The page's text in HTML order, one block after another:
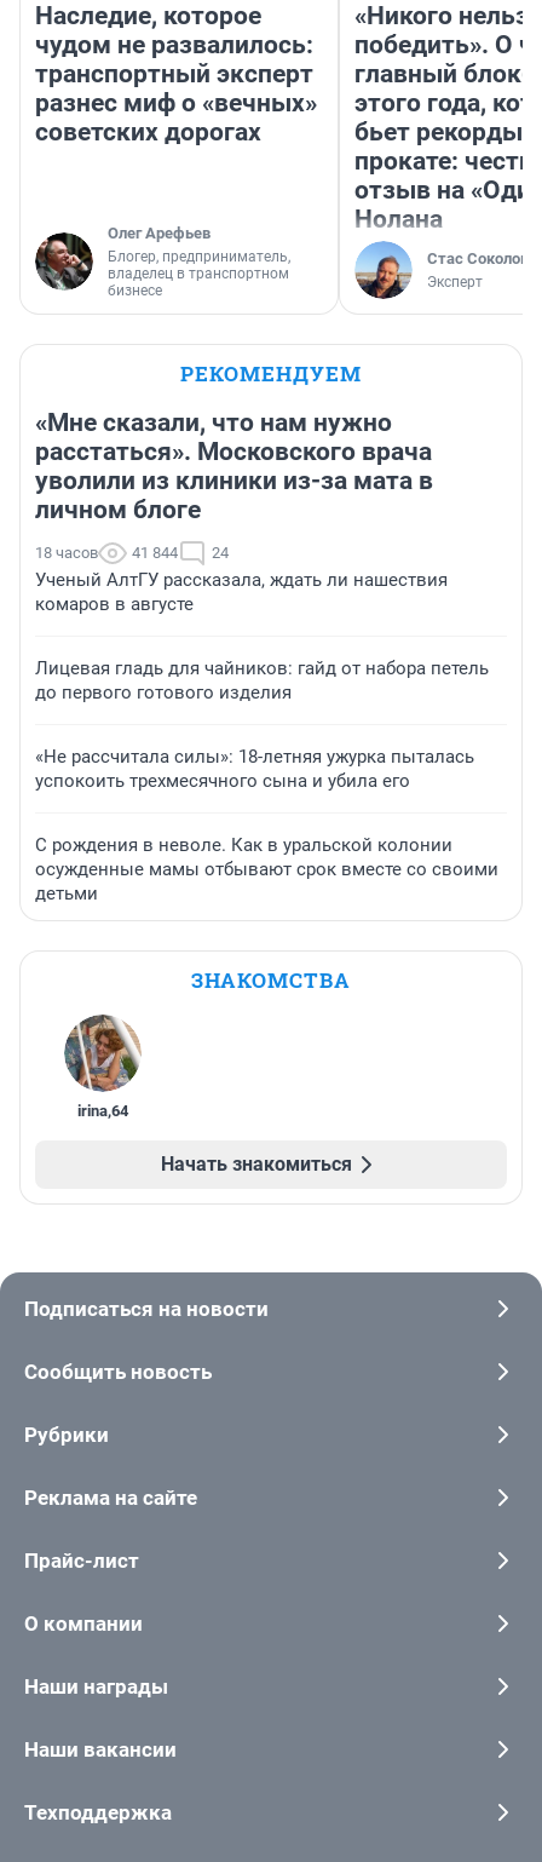
Наследие, которое
чудом не развалилось:
транспортный эксперт
разнес миф о «вечных»
советских дорогах
Олег Арефьев
Блогер, предприниматель,
владелец в транспортном
бизнесе
«Никого нельзя
победить». О
главный
этого года,
бьет рекорды в
прокате:
отзыв на
Нолана
Стас Соколов
Эксперт
РЕКОМЕНДУЕМ
«Мне сказали, что нам нужно
расстаться». Московского врача
уволили из клиники из-за мата в
личном блоге
18 часов 41 844 24
Ученый АлтГУ рассказала, ждать ли нашествия
комаров в августе
Лицевая гладь для чайников: гайд от набора петель
до первого готового изделия
«Не рассчитала силы»: 18-летняя ужурка пыталась
успокоить трехмесячного сына и убила его
С рождения в неволе. Как в уральской колонии
осужденные мамы отбывают срок вместе со своими
детьми
ЗНАКОМСТВА
irina,64
Начать знакомиться
Подписаться на новости
Сообщить новость
Рубрики
Реклама на сайте
Прайс-лист
О компании
Наши награды
Наши вакансии
Техподдержка